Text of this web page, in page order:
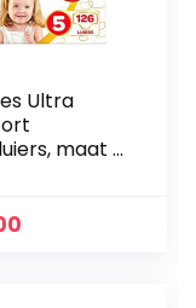
Ultra
maat 5